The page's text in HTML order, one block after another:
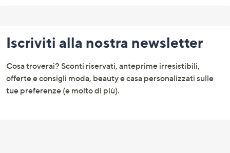
menu
e
informazioni
Iscriviti alla nostra newsletter
Cosa troverai? Sconti riservati, anteprime irresistibili,
offerte e consigli moda, beauty e casa personalizzati sulle
tue preferenze (e molto di più).